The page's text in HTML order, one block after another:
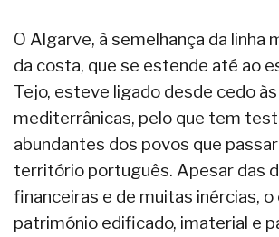
O Algarve, à semelhança da linha
da costa, que se estende até ao
Tejo, esteve ligado desde cedo
mediterrânicas, pelo que tem
abundantes dos povos que
território português. Apesar das
financeiras e de muitas inércias,
património edificado, imaterial e